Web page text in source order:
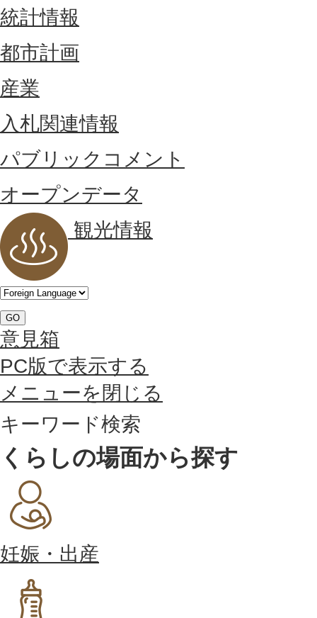
統計情報
都市計画
産業
入札関連情報
パブリックコメント
オープンデータ
観光情報
GO
意見箱
PC版で表示する
メニューを閉じる
キーワード検索
くらしの場面から探す
妊娠・出産